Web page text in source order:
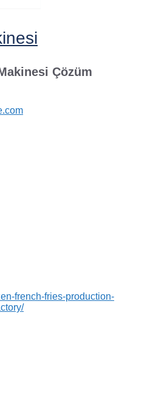
Çözüm
french-fries-production-